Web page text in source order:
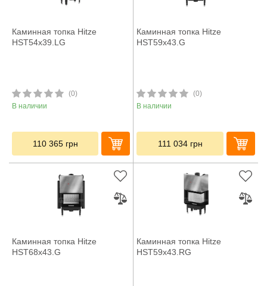
Каминная топка Hitze
HST54x39.LG
(0)
В наличии
110 365 грн
Каминная топка Hitze
HST59x43.G
(0)
В наличии
111 034 грн
Каминная топка Hitze
HST68x43.G
Каминная топка Hitze
HST59x43.RG